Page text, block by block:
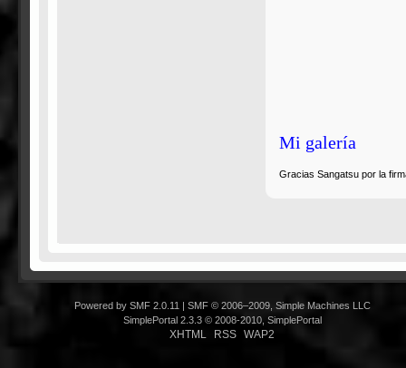
Mi galería
Gracias Sangatsu por la
Powered by SMF 2.0.11
SMF © 2006–2009, Simple Machines LLC
SimplePortal 2.3.3 © 2008-2010, SimplePortal
XHTML RSS WAP2